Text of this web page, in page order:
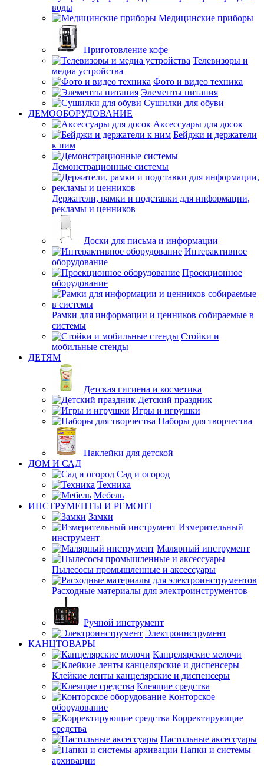
воды
Медицинские приборы
Приготовление кофе
Телевизоры и
медиа устройства
Фото и видео техника
Элементы питания
Сушилки для обуви
ДЕМООБОРУДОВАНИЕ
Аксессуары для досок
Бейджи и держатели
к ним
Демонстрационные системы
Держатели, рамки и подставки для информации,
рекламы и ценников
Доски для письма и информации
Интерактивное
оборудование
Проекционное
оборудование
Рамки для информации и ценников собираемые в
системы
Стойки и
мобильные стенды
ДЕТЯМ
Детская гигиена и косметика
Детский праздник
Игры и игрушки
Наборы для творчества
Наклейки для детской
ДОМ И САД
Сад и огород
Техника
Мебель
ИНСТРУМЕНТЫ И РЕМОНТ
Замки
Измерительный
инструмент
Малярный инструмент
Пылесосы промышленные и аксессуары
Расходные материалы для электроинструментов
Ручной инструмент
Электроинструмент
КАНЦТОВАРЫ
Канцелярские мелочи
Клейкие ленты канцелярские и диспенсеры
Клеящие средства
Конторское
оборудование
Корректирующие
средства
Настольные аксессуары
Папки и системы
архивации